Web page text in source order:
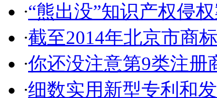
·“熊出没”知识产权侵
·截至2014年北京市商
·你还没注意第9类注册
·细数实用新型专利和